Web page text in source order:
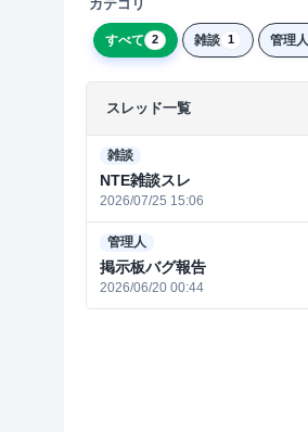
カテゴリ
すべて 2 雑談 1 管理人
スレッド一覧
雑談
NTE雑談スレ
2026/07/25 15:06
管理人
掲示板バグ報告
2026/06/20 00:44